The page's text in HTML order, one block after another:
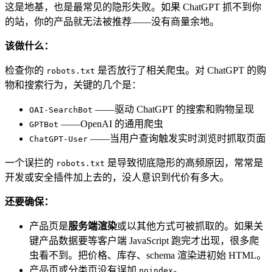
这是地基，也是最常见的隐形失败。如果 ChatGPT 抓不到你
的站，你的产品就无法被推荐——没有商量余地。
该做什么：
检查你的 robots.txt 是否放行了相关爬虫。对 ChatGPT 的购
物和搜索行为，关键的几个是：
OAI-SearchBot ——驱动 ChatGPT 的搜索和购物呈现
GPTBot ——OpenAI 的通用爬虫
ChatGPT-User ——当用户查询触发实时浏览时抓取页面
一个误拦的 robots.txt 是导致彻底隐形的高频原因，常常是
开发或安全插件加上去的，没人意识到代价有多大。
还要确保：
产品页是服务端渲染或以其他方式可被抓取的。如果关
键产品数据要等客户端 JavaScript 跑完才出现，很多爬
虫看不到。把价格、库存、schema 渲染进初始 HTML。
产品页或分类页没有误加
。